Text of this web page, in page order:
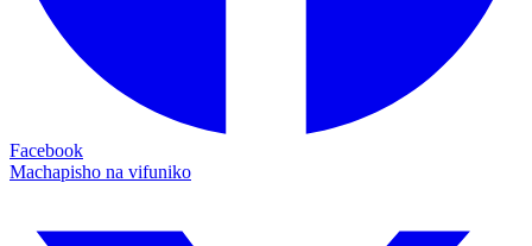
Facebook
Machapisho na vifuniko